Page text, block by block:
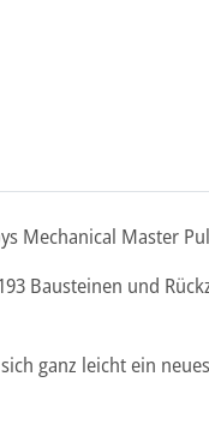
Mechanical Master
Bausteinen und
ganz leicht ein